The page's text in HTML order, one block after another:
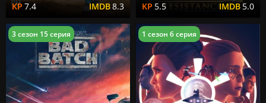
7.4 8.3 5.5 5.0
3 сезон 15 серия 1 сезон 6 серия